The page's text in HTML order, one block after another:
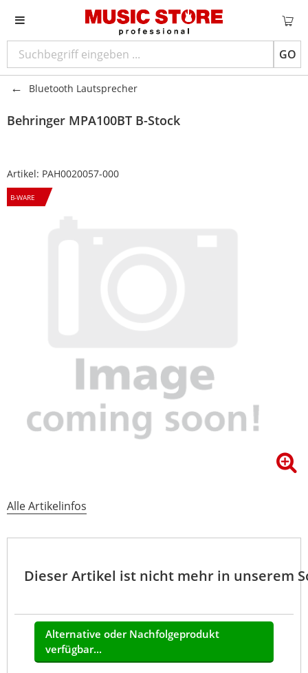
GO
Bluetooth Lautsprecher
Behringer MPA100BT B-Stock
Artikel: PAH0020057-000
B-WARE
Alle Artikelinfos
Dieser Artikel ist nicht mehr in unserem
Alternative oder Nachfolgeprodukt
verfügbar...